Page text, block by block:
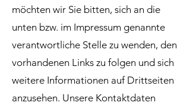
möchten wir Sie bitten, sich an die
unten bzw. im Impressum genannte
verantwortliche Stelle zu wenden, den
vorhandenen Links zu folgen und sich
weitere Informationen auf Drittseiten
anzusehen. Unsere Kontaktdaten